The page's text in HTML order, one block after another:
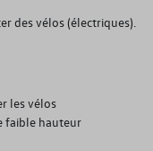
des vélos (électriques).
les vélos
faible hauteur